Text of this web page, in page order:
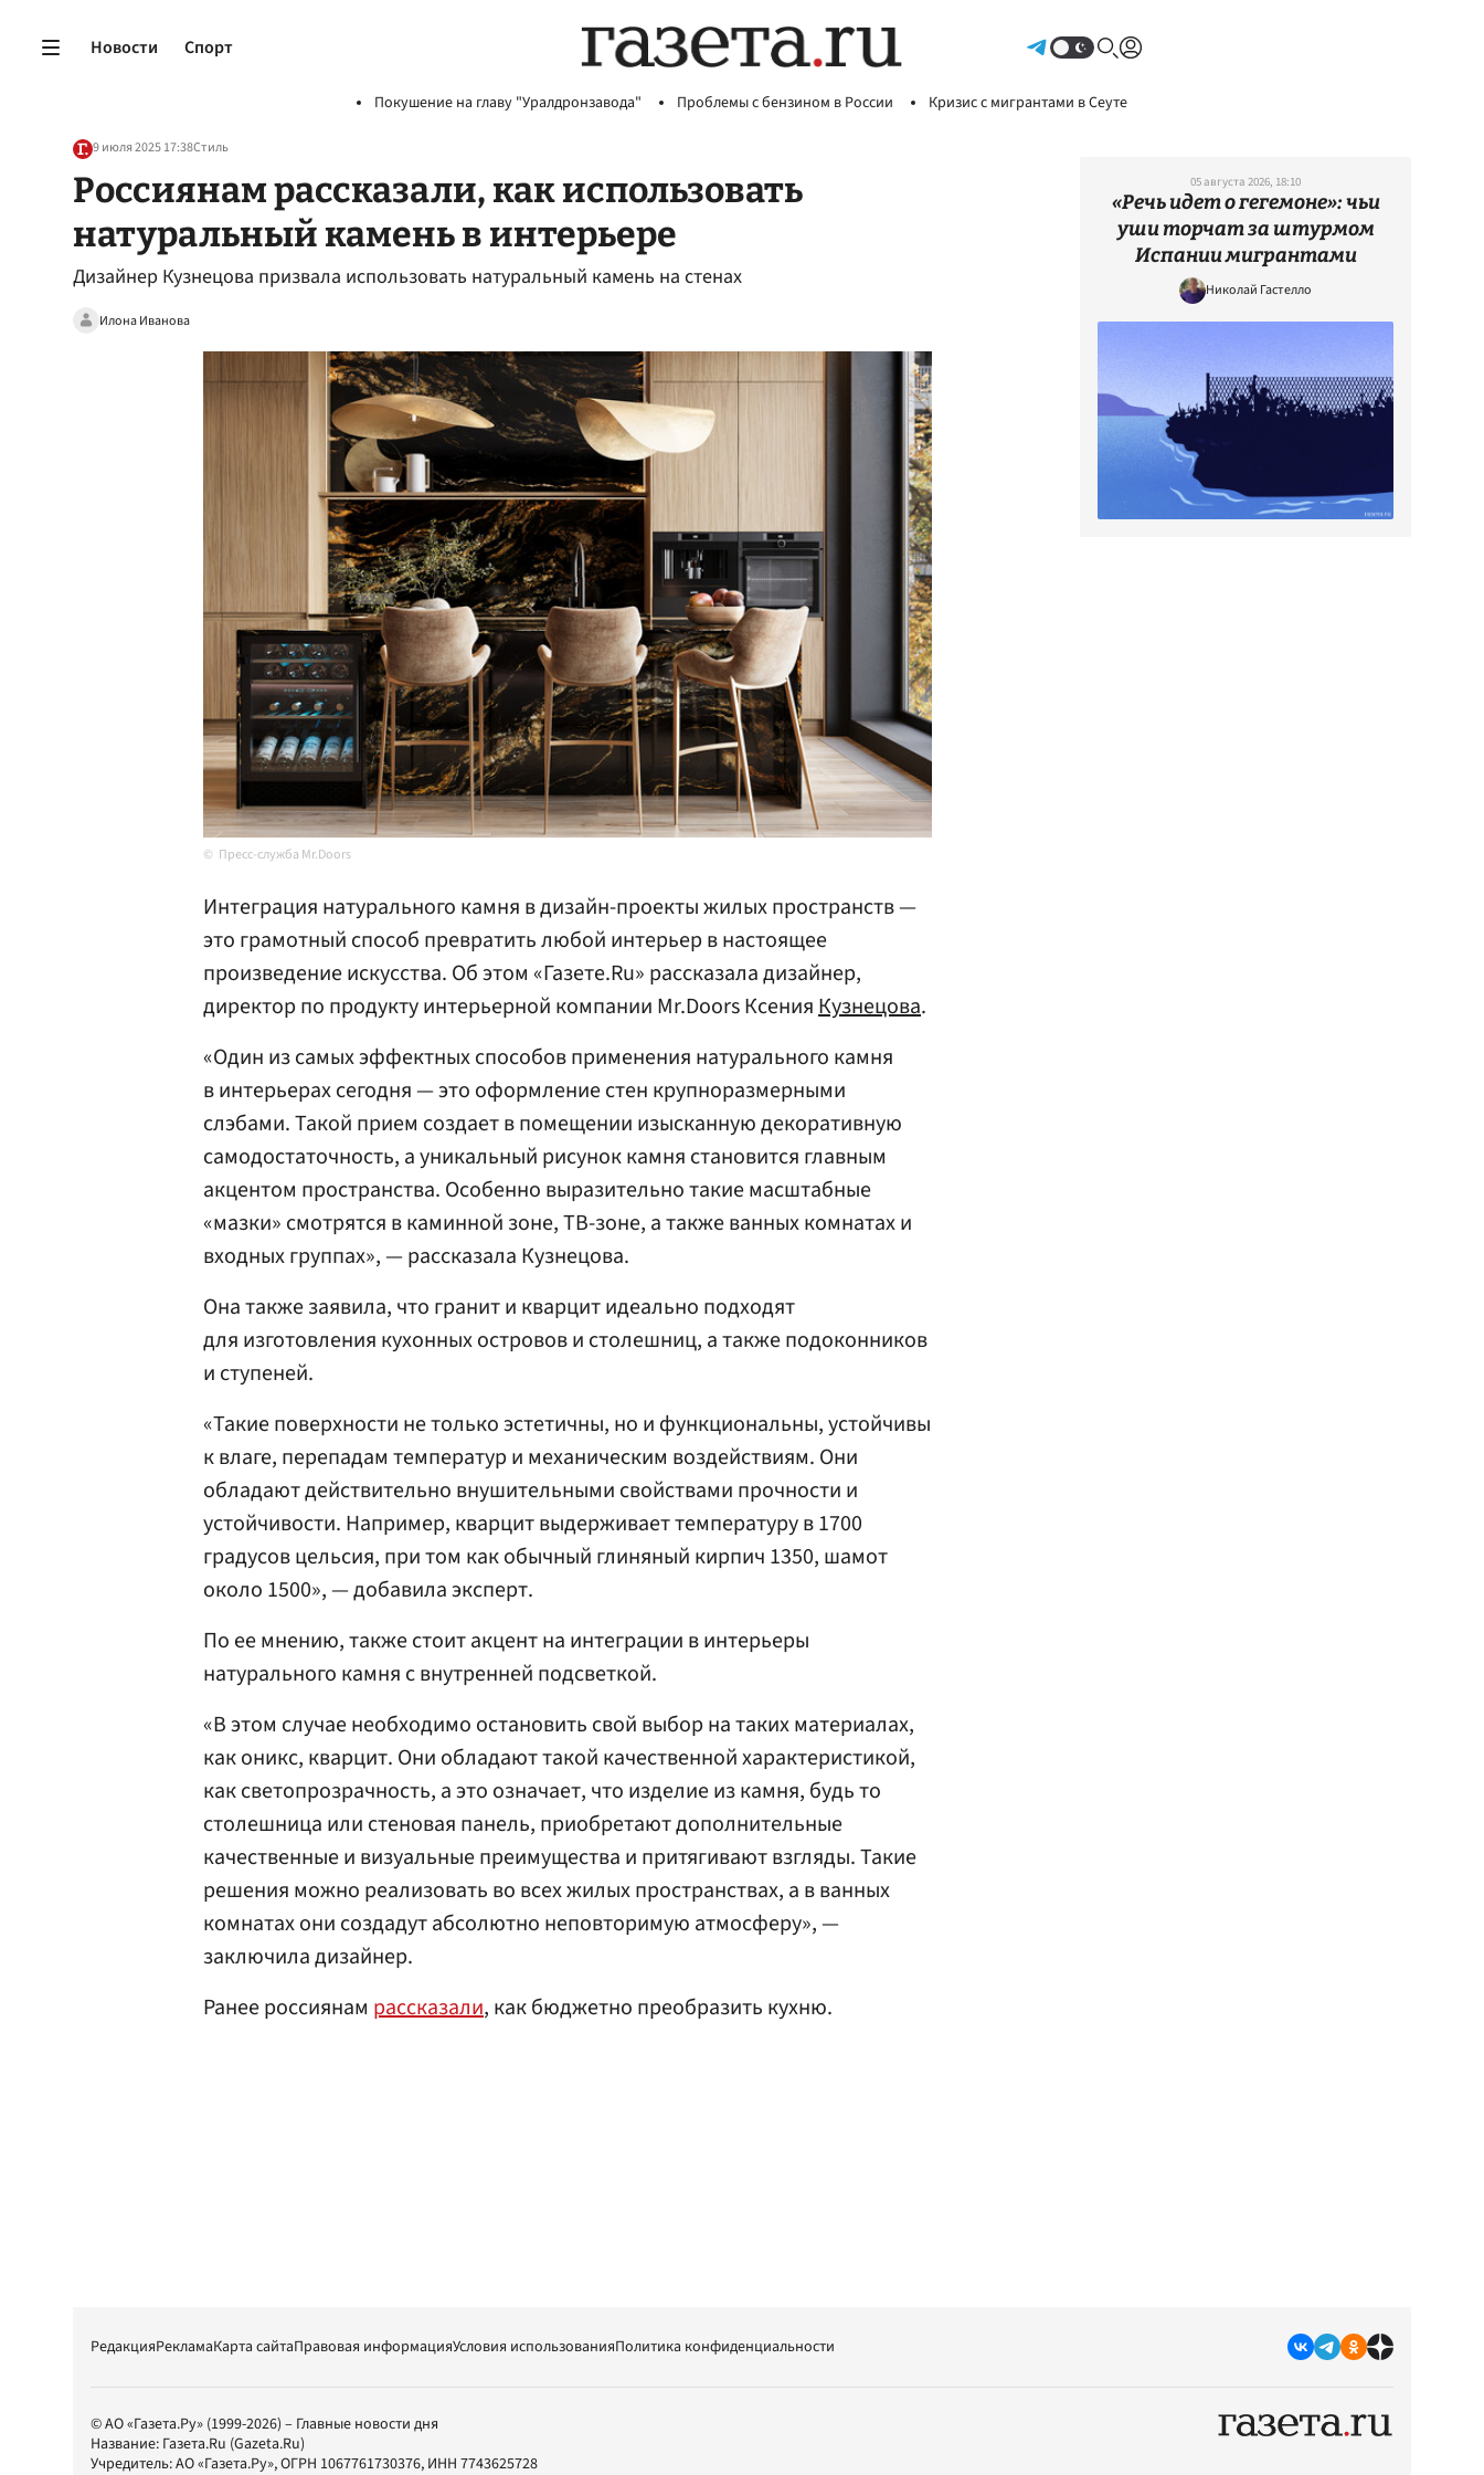
Новости Спорт
Покушение на главу "Уралдронзавода" Проблемы с бензином в России Кризис с мигрантами в Сеуте
9 июля 2025 17:38Стиль
Россиянам рассказали, как использовать
натуральный камень в интерьере
Дизайнер Кузнецова призвала использовать натуральный камень на стенах
Илона Иванова
Пресс-служба Mr.Doors
Интеграция натурального камня в дизайн-проекты жилых пространств —
это грамотный способ превратить любой интерьер в настоящее
произведение искусства. Об этом «Газете.Ru» рассказала дизайнер,
директор по продукту интерьерной компании Mr.Doors КсенияКузнецова.
«Один из самых эффектных способов применения натурального камня
в интерьерах сегодня — это оформление стен крупноразмерными
слэбами. Такой прием создает в помещении изысканную декоративную
самодостаточность, а уникальный рисунок камня становится главным
акцентом пространства. Особенно выразительно такие масштабные
«мазки» смотрятся в каминной зоне, ТВ-зоне, а также ванных комнатах и
входных группах», — рассказала Кузнецова.
Она также заявила, что гранит и кварцит идеально подходят
для изготовления кухонных островов и столешниц, а также подоконников
и ступеней.
«Такие поверхности не только эстетичны, но и функциональны, устойчивы
к влаге, перепадам температур и механическим воздействиям. Они
обладают действительно внушительными свойствами прочности и
устойчивости. Например, кварцит выдерживает температуру в 1700
градусов цельсия, при том как обычный глиняный кирпич 1350, шамот
около 1500», — добавила эксперт.
По ее мнению, также стоит акцент на интеграции в интерьеры
натурального камня с внутренней подсветкой.
«В этом случае необходимо остановить свой выбор на таких материалах,
как оникс, кварцит. Они обладают такой качественной характеристикой,
как светопрозрачность, а это означает, что изделие из камня, будь то
столешница или стеновая панель, приобретают дополнительные
качественные и визуальные преимущества и притягивают взгляды. Такие
решения можно реализовать во всех жилых пространствах, а в ванных
комнатах они создадут абсолютно неповторимую атмосферу», —
заключила дизайнер.
Ранее россиянам рассказали, как бюджетно преобразить кухню.
05 августа 2026, 18:10
«Речь идет о гегемоне»: чьи
уши торчат за штурмом
Испании мигрантами
Николай Гастелло
РедакцияРекламаКарта сайтаПравовая информацияУсловия использованияПолитика конфиденциальности
© АО «Газета.Ру» (1999-2026) – Главные новости дня
Название: Газета.Ru (Gazeta.Ru)
Учредитель:АО «Газета.Ру», ОГРН 1067761730376, ИНН 7743625728